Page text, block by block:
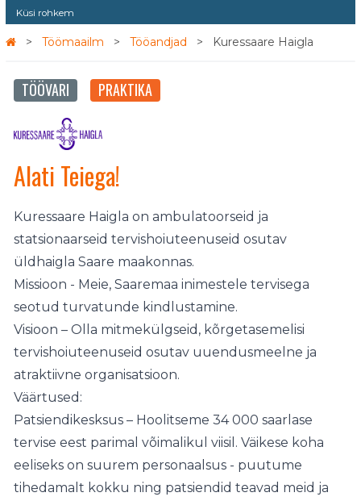
Küsi rohkem
Töömaailm Tööandjad Kuressaare Haigla
TÖÖVARI PRAKTIKA
Alati Teiega!
Kuressaare Haigla on ambulatoorseid ja
statsionaarseid tervishoiuteenuseid osutav
üldhaigla Saare maakonnas.
Missioon - Meie, Saaremaa inimestele tervisega
seotud turvatunde kindlustamine.
Visioon – Olla mitmekülgseid, kõrgetasemelisi
tervishoiuteenuseid osutav uuendusmeelne ja
atraktiivne organisatsioon.
Väärtused:
Patsiendikesksus – Hoolitseme 34 000 saarlase
tervise eest parimal võimalikul viisil. Väikese koha
eeliseks on suurem personaalsus - puutume
tihedamalt kokku ning patsiendid teavad meid ja